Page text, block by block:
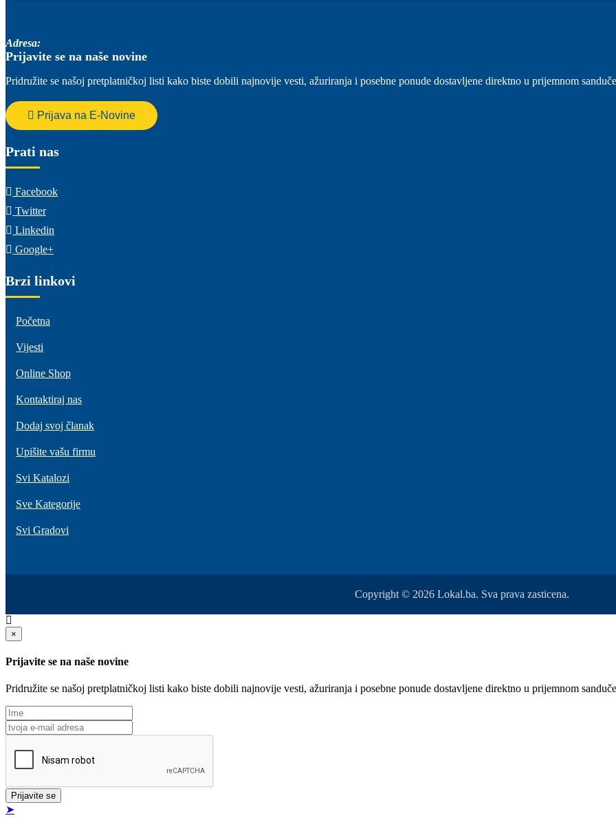
Adresa:
Prijavite se na naše novine
Pridružite se našoj pretplatničkoj listi kako biste dobili najnovije vesti, ažuriranja i posebne ponude dostavljene direktno u prijemnom
Prijava na E-Novine
Prati nas
Facebook
Twitter
Linkedin
Google+
Brzi linkovi
Početna
Vijesti
Online Shop
Kontaktiraj nas
Dodaj svoj članak
Upišite vašu firmu
Svi Katalozi
Sve Kategorije
Svi Gradovi
Copyright © 2026 Lokal.ba. Sva prava zasticena.
×
Prijavite se na naše novine
Pridružite se našoj pretplatničkoj listi kako biste dobili najnovije vesti, ažuriranja i posebne ponude dostavljene direktno u prijemnom
Prijavite se
➤